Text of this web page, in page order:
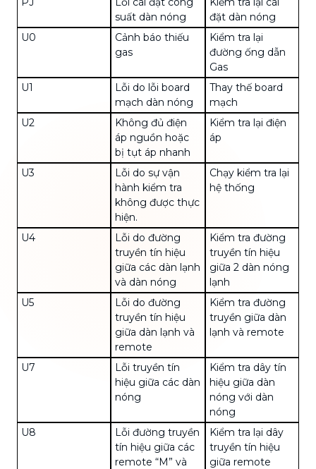
suất dàn nóng
đặt dàn nóng
U0
Cảnh báo thiếu
gas
Kiểm tra lại
đường ống dẫn
Gas
U1
Lỗi do lỗi board
mạch dàn nóng
Thay thế board
mạch
U2
Không đủ điện
áp nguồn hoặc
bị tụt áp nhanh
Kiểm tra lại điện
áp
U3
Lỗi do sự vận
hành kiểm tra
không được thực
hiện.
Chạy kiểm tra lại
hệ thống
U4
Lỗi do đường
truyền tín hiệu
giữa các dàn lạnh
và dàn nóng
Kiểm tra đường
truyền tín hiệu
giữa 2 dàn nóng
lạnh
U5
Lỗi do đường
truyền tín hiệu
giữa dàn lạnh và
remote
Kiểm tra đường
truyền giữa dàn
lạnh và remote
U7
Lỗi truyền tín
hiệu giữa các dàn
nóng
Kiểm tra dây tín
hiệu giữa dàn
nóng với dàn
nóng
U8
Lỗi đường truyền
tín hiệu giữa các
remote “M” và
Kiểm tra lại dây
truyền tín hiệu
giữa remote